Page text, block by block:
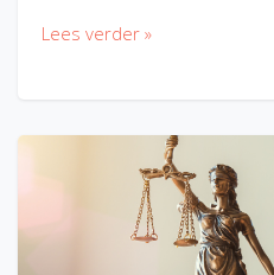
Lees verder »